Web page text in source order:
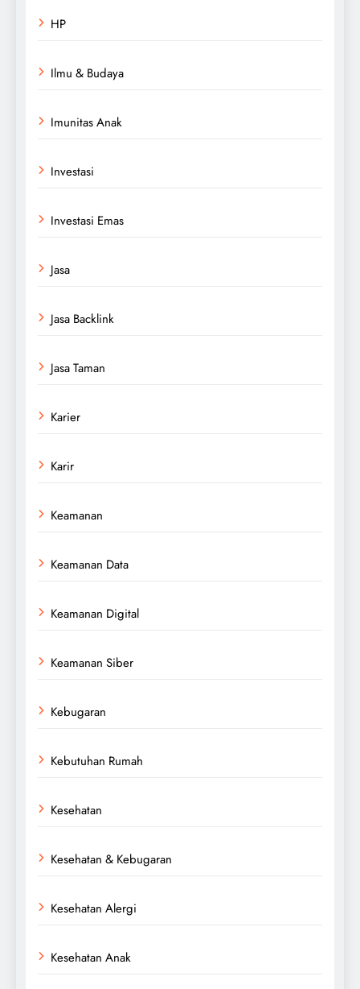
HP
Ilmu & Budaya
Imunitas Anak
Investasi
Investasi Emas
Jasa
Jasa Backlink
Jasa Taman
Karier
Karir
Keamanan
Keamanan Data
Keamanan Digital
Keamanan Siber
Kebugaran
Kebutuhan Rumah
Kesehatan
Kesehatan & Kebugaran
Kesehatan Alergi
Kesehatan Anak